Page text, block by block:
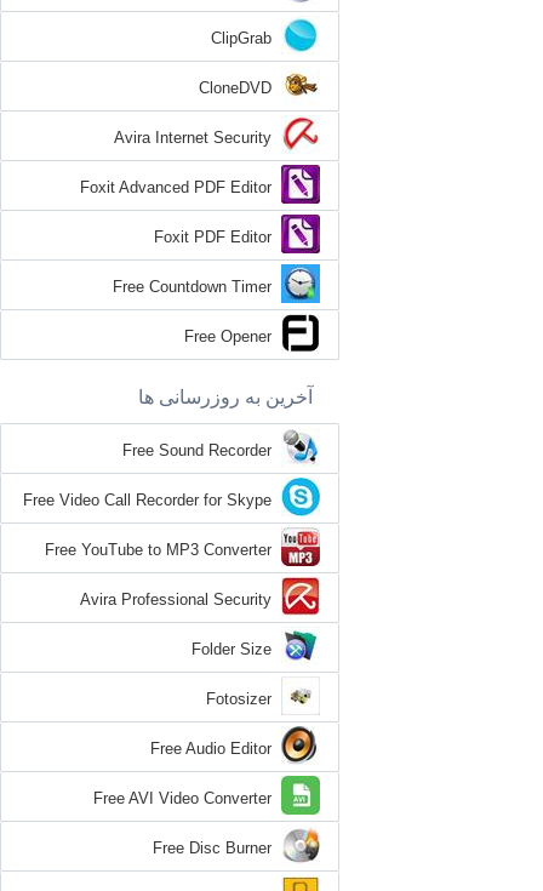
ClipGrab
CloneDVD
Avira Internet Security
Foxit Advanced PDF Editor
Foxit PDF Editor
Free Countdown Timer
Free Opener
آخرین به روزرسانی ها
Free Sound Recorder
Free Video Call Recorder for Skype
Free YouTube to MP3 Converter
Avira Professional Security
Folder Size
Fotosizer
Free Audio Editor
Free AVI Video Converter
Free Disc Burner